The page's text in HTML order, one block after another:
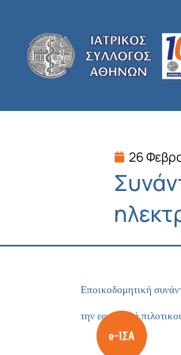
περιεχόμενο
26
Εποικοδομητική
την εφαρμογή